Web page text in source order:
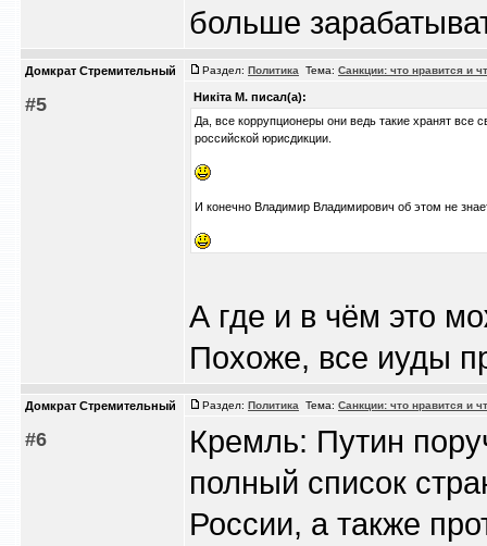
больше
Домкрат Стремительный
#5
Раздел: Политика Тема: Санкции: что нравится и
Никiта М. писал(а):
Да, все коррупционеры они ведь такие хранят все
российской юрисдикции.
И конечно Владимир Владимирович об этом не
А где и в чём это
Похоже, все иуды
Домкрат Стремительный
#6
Раздел: Политика Тема: Санкции: что нравится и
Кремль: Путин
полный список
России, а также